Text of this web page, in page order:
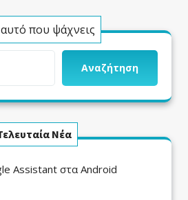
που ψάχνεις
Αναζήτηση
Νέα
Assistant στα Android